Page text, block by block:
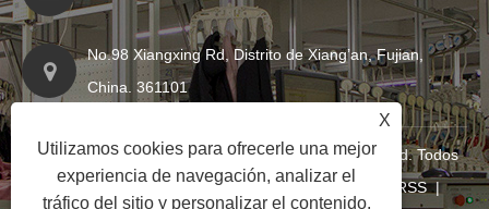
No.98 Xiangxing Rd, Distrito de Xiang’an, Fujian,
China. 361101
Copyright © 2024 Xiamen Evaricky Trading Co., Ltd. Todos
los derechos reservadosLinks|Sitemap RSS|
X
Utilizamos cookies para ofrecerle una mejor
experiencia de navegación, analizar el
tráfico del sitio y personalizar el contenido.